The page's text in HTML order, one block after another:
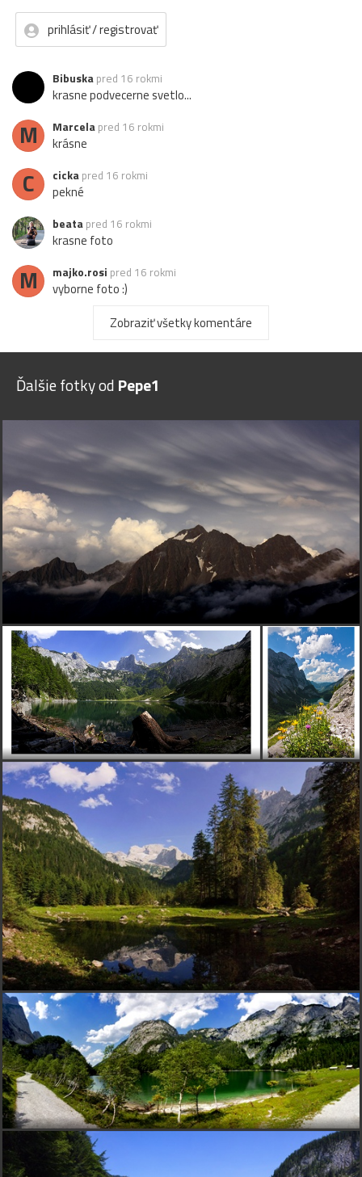
prihlásiť / registrovať
Bibuska pred 16 rokmi
krasne podvecerne svetlo...
M Marcela pred 16 rokmi
krásne
C cicka pred 16 rokmi
pekné
beata pred 16 rokmi
krasne foto
M majko.rosi pred 16 rokmi
vyborne foto :)
pred 16 rokmi
nadherny pohlad, super
Džamilapred 16 rokmi
Zobraziť všetky komentáre
Ďalšie fotky od Pepe1